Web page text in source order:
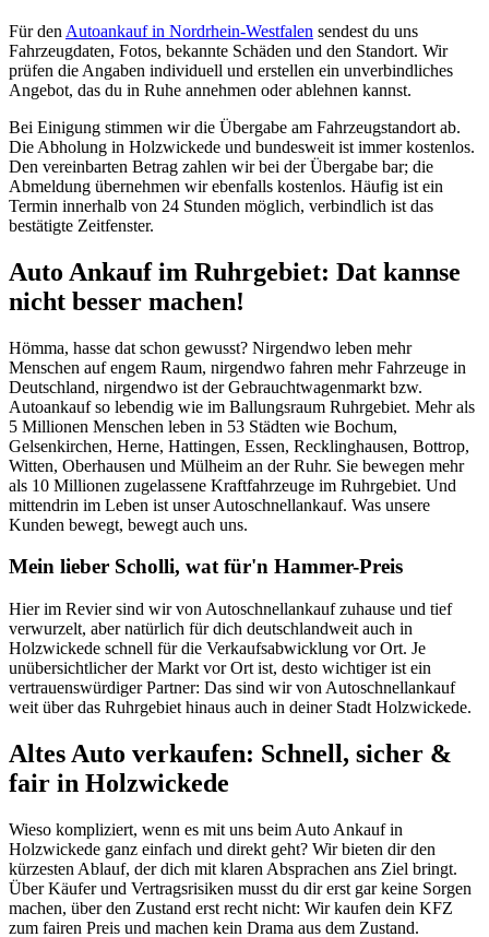
Für den Autoankauf in Nordrhein-Westfalen sendest du uns
Fahrzeugdaten, Fotos, bekannte Schäden und den Standort. Wir
prüfen die Angaben individuell und erstellen ein unverbindliches
Angebot, das du in Ruhe annehmen oder ablehnen kannst.
Bei Einigung stimmen wir die Übergabe am Fahrzeugstandort ab.
Die Abholung in Holzwickede und bundesweit ist immer kostenlos.
Den vereinbarten Betrag zahlen wir bei der Übergabe bar; die
Abmeldung übernehmen wir ebenfalls kostenlos. Häufig ist ein
Termin innerhalb von 24 Stunden möglich, verbindlich ist das
bestätigte Zeitfenster.
Auto Ankauf im Ruhrgebiet: Dat kannse
nicht besser machen!
Hömma, hasse dat schon gewusst? Nirgendwo leben mehr
Menschen auf engem Raum, nirgendwo fahren mehr Fahrzeuge in
Deutschland, nirgendwo ist der Gebrauchtwagenmarkt bzw.
Autoankauf so lebendig wie im Ballungsraum Ruhrgebiet. Mehr als
5 Millionen Menschen leben in 53 Städten wie Bochum,
Gelsenkirchen, Herne, Hattingen, Essen, Recklinghausen, Bottrop,
Witten, Oberhausen und Mülheim an der Ruhr. Sie bewegen mehr
als 10 Millionen zugelassene Kraftfahrzeuge im Ruhrgebiet. Und
mittendrin im Leben ist unser Autoschnellankauf. Was unsere
Kunden bewegt, bewegt auch uns.
Mein lieber Scholli, wat für'n Hammer-Preis
Hier im Revier sind wir von Autoschnellankauf zuhause und tief
verwurzelt, aber natürlich für dich deutschlandweit auch in
Holzwickede schnell für die Verkaufsabwicklung vor Ort. Je
unübersichtlicher der Markt vor Ort ist, desto wichtiger ist ein
vertrauenswürdiger Partner: Das sind wir von Autoschnellankauf
weit über das Ruhrgebiet hinaus auch in deiner Stadt Holzwickede.
Altes Auto verkaufen: Schnell, sicher &
fair in Holzwickede
Wieso kompliziert, wenn es mit uns beim Auto Ankauf in
Holzwickede ganz einfach und direkt geht? Wir bieten dir den
kürzesten Ablauf, der dich mit klaren Absprachen ans Ziel bringt.
Über Käufer und Vertragsrisiken musst du dir erst gar keine Sorgen
machen, über den Zustand erst recht nicht: Wir kaufen dein KFZ
zum fairen Preis und machen kein Drama aus dem Zustand.